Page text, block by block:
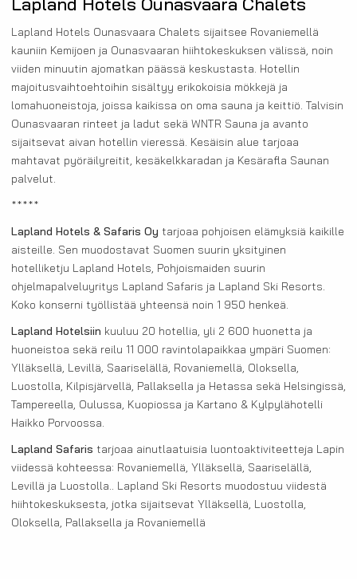
Lapland Hotels Ounasvaara Chalets
Lapland Hotels Ounasvaara Chalets sijaitsee Rovaniemellä
kauniin Kemijoen ja Ounasvaaran hiihtokeskuksen välissä, noin
viiden minuutin ajomatkan päässä keskustasta. Hotellin
majoitusvaihtoehtoihin sisältyy erikokoisia mökkejä ja
lomahuoneistoja, joissa kaikissa on oma sauna ja keittiö. Talvisin
Ounasvaaran rinteet ja ladut sekä WNTR Sauna ja avanto
sijaitsevat aivan hotellin vieressä. Kesäisin alue tarjoaa
mahtavat pyöräilyreitit, kesäkelkkaradan ja Kesärafla Saunan
palvelut.
*****
Lapland Hotels & Safaris Oy tarjoaa pohjoisen elämyksiä kaikille
aisteille. Sen muodostavat Suomen suurin yksityinen
hotelliketju Lapland Hotels, Pohjoismaiden suurin
ohjelmapalveluyritys Lapland Safaris ja Lapland Ski Resorts.
Koko konserni työllistää yhteensä noin 1 950 henkeä.
Lapland Hotelsiin kuuluu 20 hotellia, yli 2 600 huonetta ja
huoneistoa sekä reilu 11 000 ravintolapaikkaa ympäri Suomen:
Ylläksellä, Levillä, Saariselällä, Rovaniemellä, Oloksella,
Luostolla, Kilpisjärvellä, Pallaksella ja Hetassa sekä Helsingissä,
Tampereella, Oulussa, Kuopiossa ja Kartano & Kylpylähotelli
Haikko Porvoossa.
Lapland Safaris tarjoaa ainutlaatuisia luontoaktiviteetteja Lapin
viidessä kohteessa: Rovaniemellä, Ylläksellä, Saariselällä,
Levillä ja Luostolla.. Lapland Ski Resorts muodostuu viidestä
hiihtokeskuksesta, jotka sijaitsevat Ylläksellä, Luostolla,
Oloksella, Pallaksella ja Rovaniemellä